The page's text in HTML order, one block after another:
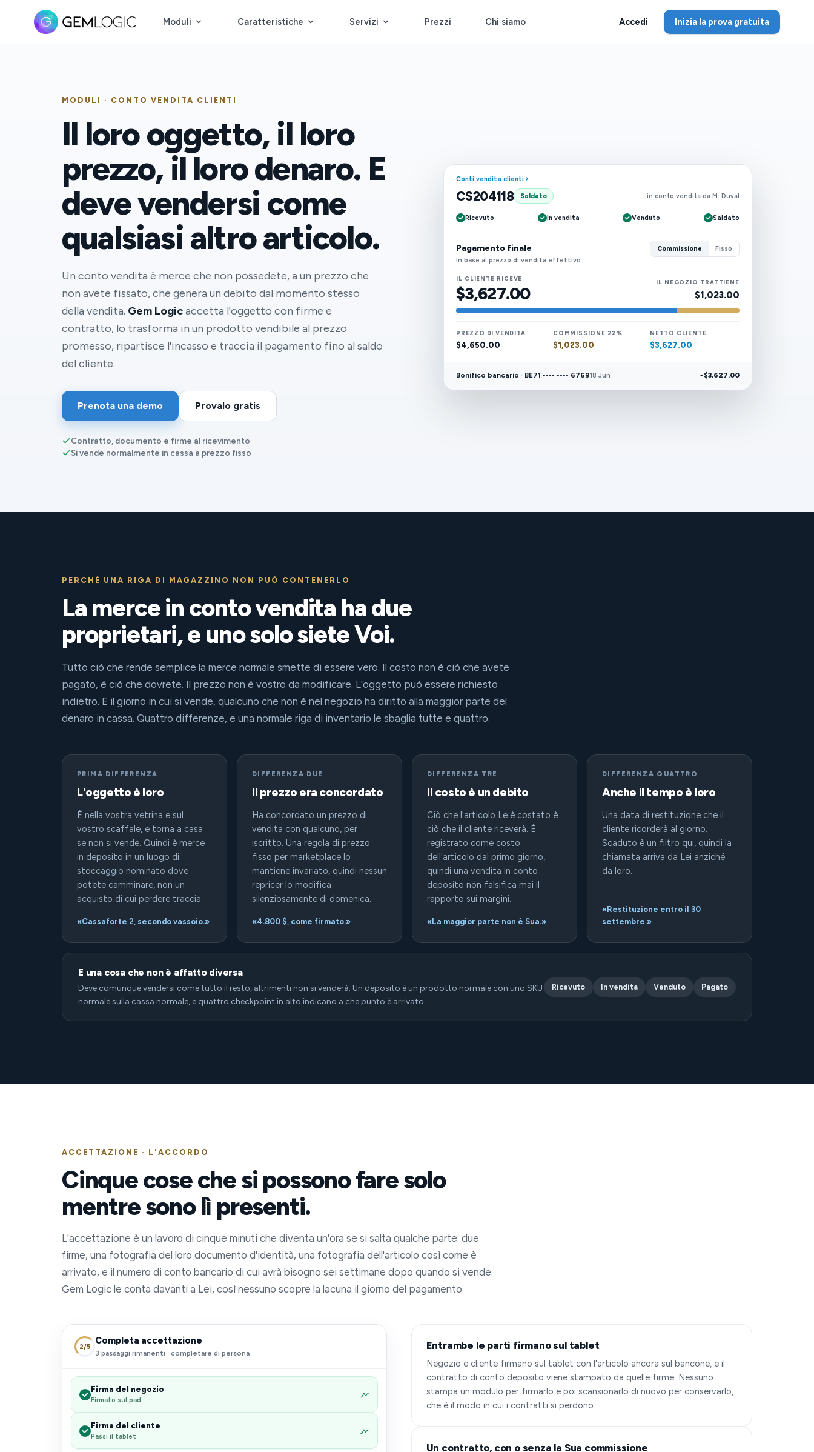
Moduli Caratteristiche Servizi Prezzi Chi siamo Accedi Inizia la prova gratuita
MODULI · CONTO VENDITA CLIENTI
Il loro oggetto, il loro
prezzo, il loro denaro. E
deve vendersi come
qualsiasi altro articolo.
Un conto vendita è merce che non possedete, a un prezzo che
non avete fissato, che genera un debito dal momento stesso
della vendita. Gem Logicaccetta l'oggetto con firme e
contratto, lo trasforma in un prodotto vendibile al prezzo
promesso, ripartisce l'incasso e traccia il pagamento fino al saldo
del cliente.
Prenota una demo Provalo gratis
Contratto, documento e firme al ricevimento
Si vende normalmente in cassa a prezzo fisso
Conti vendita clienti
CS204118 Saldato in conto vendita da M. Duval
Ricevuto In vendita Venduto Saldato
Pagamento finale
In base al prezzo di vendita effettivo
Commissione Fisso
IL CLIENTE RICEVE
$3,627.00
IL NEGOZIO TRATTIENE
$1,023.00
PREZZO DI VENDITA
$4,650.00
COMMISSIONE 22%
$1,023.00
NETTO CLIENTE
$3,627.00
Bonifico bancario · BE71 •••• •••• 676918 Jun −$3,627.00
PERCHÉ UNA RIGA DI MAGAZZINO NON PUÒ CONTENERLO
La merce in conto vendita ha due
proprietari, e uno solo siete Voi.
Tutto ciò che rende semplice la merce normale smette di essere vero. Il costo non è ciò che avete
pagato, è ciò che dovrete. Il prezzo non è vostro da modificare. L'oggetto può essere richiesto
indietro. E il giorno in cui si vende, qualcuno che non è nel negozio ha diritto alla maggior parte del
denaro in cassa. Quattro differenze, e una normale riga di inventario le sbaglia tutte e quattro.
PRIMA DIFFERENZA
L'oggetto è loro
È nella vostra vetrina e sul
vostro scaffale, e torna a casa
se non si vende. Quindi è merce
in deposito in un luogo di
stoccaggio nominato dove
potete camminare, non un
acquisto di cui perdere traccia.
«Cassaforte 2, secondo vassoio.»
DIFFERENZA DUE
Il prezzo era concordato
Ha concordato un prezzo di
vendita con qualcuno, per
iscritto. Una regola di prezzo
fisso per marketplace lo
mantiene invariato, quindi nessun
repricer lo modifica
silenziosamente di domenica.
«4.800 $, come firmato.»
DIFFERENZA TRE
Il costo è un debito
Ciò che l'articolo Le è costato è
ciò che il cliente riceverà. È
registrato come costo
dell'articolo dal primo giorno,
quindi una vendita in conto
deposito non falsifica mai il
rapporto sui margini.
«La maggior parte non è Sua.»
DIFFERENZA QUATTRO
Anche il tempo è loro
Una data di restituzione che il
cliente ricorderà al giorno.
Scaduto è un filtro qui, quindi la
chiamata arriva da Lei anziché
da loro.
«Restituzione entro il 30
settembre.»
E una cosa che non è affatto diversa
Deve comunque vendersi come tutto il resto, altrimenti non si venderà. Un deposito è un prodotto normale con uno SKU
normale sulla cassa normale, e quattro checkpoint in alto indicano a che punto è arrivato.
Ricevuto In vendita Venduto Pagato
ACCETTAZIONE · L'ACCORDO
Cinque cose che si possono fare solo
mentre sono lì presenti.
L'accettazione è un lavoro di cinque minuti che diventa un'ora se si salta qualche parte: due
firme, una fotografia del loro documento d'identità, una fotografia dell'articolo così come è
arrivato, e il numero di conto bancario di cui avrà bisogno sei settimane dopo quando si vende.
Gem Logic le conta davanti a Lei, così nessuno scopre la lacuna il giorno del pagamento.
2/5
Completa accettazione
3 passaggi rimanenti · completare di persona
Firma del negozio
Firmato sul pad
Firma del cliente
Passi il tablet
Entrambe le parti firmano sul tablet
Negozio e cliente firmano sul tablet con l'articolo ancora sul bancone, e il
contratto di conto deposito viene stampato da quelle firme. Nessuno
stampa un modulo per firmarlo e poi scansionarlo di nuovo per conservarlo,
che è il modo in cui i contratti si perdono.
Un contratto, con o senza la Sua commissione